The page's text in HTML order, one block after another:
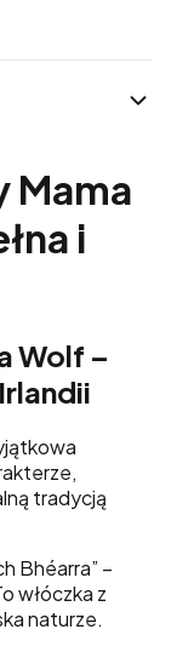
Mama
i
Wolf –
tradycją
Bhéarra” –
włóczka z
naturze.